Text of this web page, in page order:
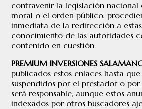
contravenir la legislación nacional
moral o el orden público,
inmediata de la redirección a
conocimiento de las autoridades
contenido en cuestión
PREMIUM INVERSIONES
publicados estos enlaces hasta
suspendidos por el prestador o
será responsable, aunque estos
indexados por otros buscadores